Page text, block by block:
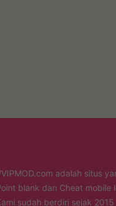
adalah situs
blank dan Cheat mobile
sudah berdiri sejak 2015